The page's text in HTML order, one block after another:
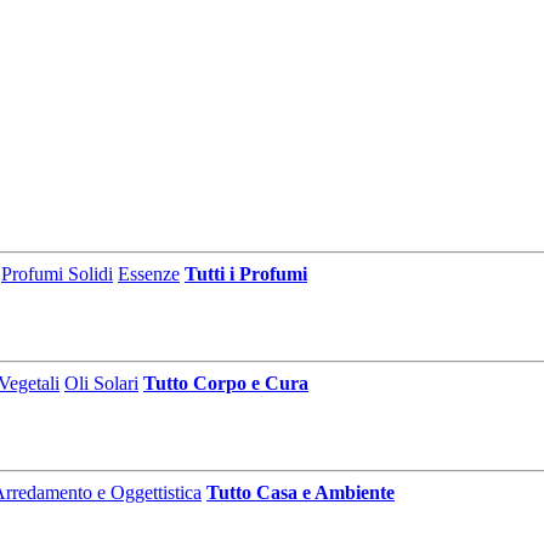
Profumi Solidi Essenze Tutti i Profumi
Oli Solari Tutto Corpo e Cura
e Oggettistica Tutto Casa e Ambiente